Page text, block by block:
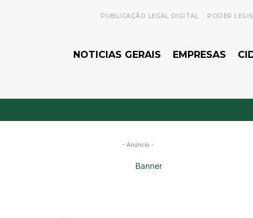
PUBLICAÇÃO LEGAL DIGITAL PODER
NOTICIAS GERAIS EMPRESAS
- Anúncio -